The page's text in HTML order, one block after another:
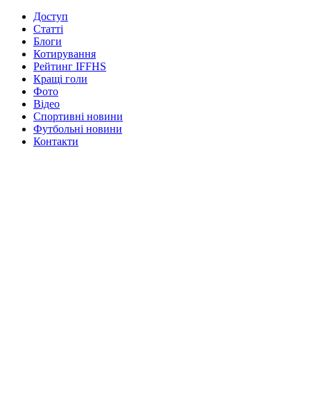
Доступ
Статті
Блоги
Котирування
Рейтинг IFFHS
Кращі голи
Фото
Відео
Спортивні новини
Футбольні новини
Контакти